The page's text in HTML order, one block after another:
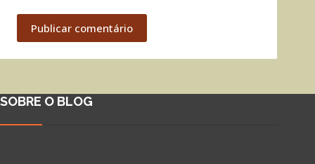
Publicar comentário
SOBRE O BLOG